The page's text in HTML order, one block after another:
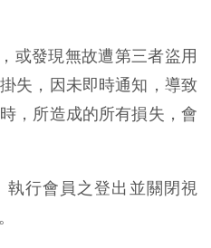
或發現無故遭第三者盜用
失，因未即時通知，導致
，所造成的所有損失，會
行會員之登出並關閉視